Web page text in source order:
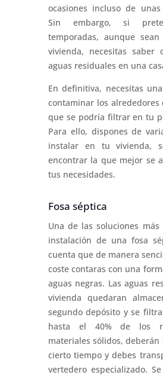
ocasiones incluso de
Sin embargo, si
temporadas, aunque
vivienda, necesitas saber
aguas residuales en una
En definitiva, necesitas
contaminar los alrededores
que se podría filtrar en tu
Para ello, dispones de
instalar en tu vivienda,
encontrar la que mejor se
tus necesidades.
Fosa séptica
Una de las soluciones más
instalación de una fosa
cuenta que de manera
coste contaras con una
aguas negras. Las aguas
vivienda quedaran
segundo depósito y se
hasta el 40% de los
materiales sólidos, deberán
cierto tiempo y debes
vertedero especializado.